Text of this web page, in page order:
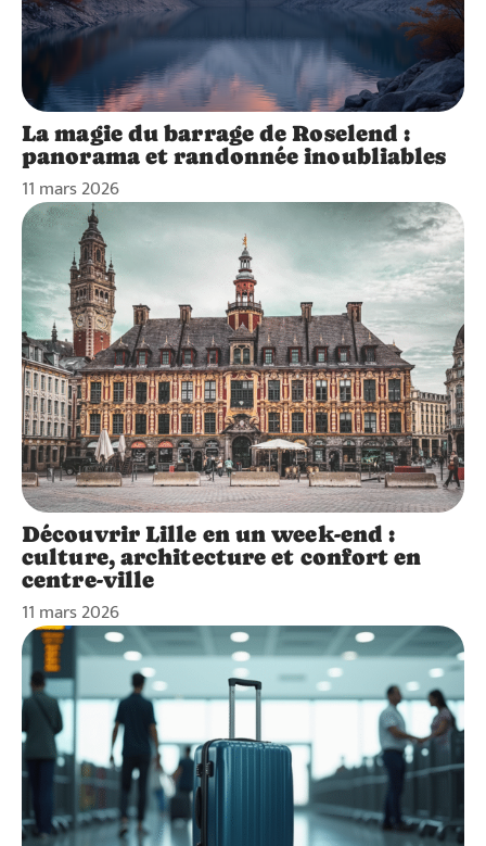
La magie du barrage de Roselend :
panorama et randonnée inoubliables
11 mars 2026
Découvrir Lille en un week-end :
culture, architecture et confort en
centre-ville
11 mars 2026